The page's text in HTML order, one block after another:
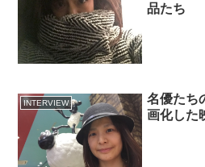
品たち
INTERVIEW
名優たち
画化した